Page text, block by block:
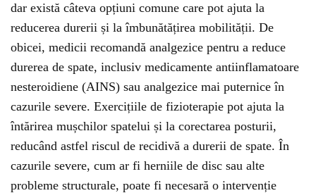
dar există câteva opțiuni comune care pot ajuta la
reducerea durerii și la îmbunătățirea mobilității. De
obicei, medicii recomandă analgezice pentru a reduce
durerea de spate, inclusiv medicamente antiinflamatoare
nesteroidiene (AINS) sau analgezice mai puternice în
cazurile severe. Exercițiile de fizioterapie pot ajuta la
întărirea mușchilor spatelui și la corectarea posturii,
reducând astfel riscul de recidivă a durerii de spate. În
cazurile severe, cum ar fi herniile de disc sau alte
probleme structurale, poate fi necesară o intervenție